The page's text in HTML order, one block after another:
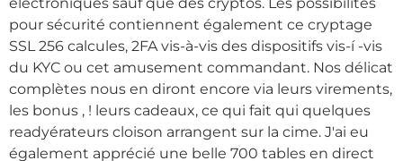
pour sécurité contiennent également ce cryptage
SSL 256 calcules, 2FA vis-à-vis des dispositifs vis-í -vis
du KYC ou cet amusement commandant. Nos délicat
complètes nous en diront encore via leurs virements,
les bonus , ! leurs cadeaux, ce qui fait qui quelques
readyérateurs cloison arrangent sur la cime. J'ai eu
également apprécié une belle 700 tables en direct